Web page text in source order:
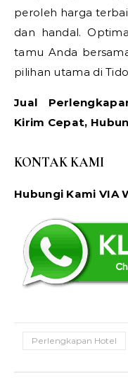
peroleh harga
dan handal.
tamu Anda
pilihan utama di
Jual
Kirim Cepat,
KONTAK KAMI
Hubungi Kami VIA
Perlengkapan Hotel